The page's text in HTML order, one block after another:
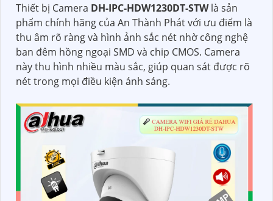
Thiết bị Camera DH-IPC-HDW1230DT-STWlà sản
phẩm chính hãng của An Thành Phát với ưu điểm là
thu âm rõ ràng và hình ảnh sắc nét nhờ công nghệ
ban đêm hồng ngoại SMD và chip CMOS. Camera
này thu hình nhiều màu sắc, giúp quan sát được rõ
nét trong mọi điều kiện ánh sáng.